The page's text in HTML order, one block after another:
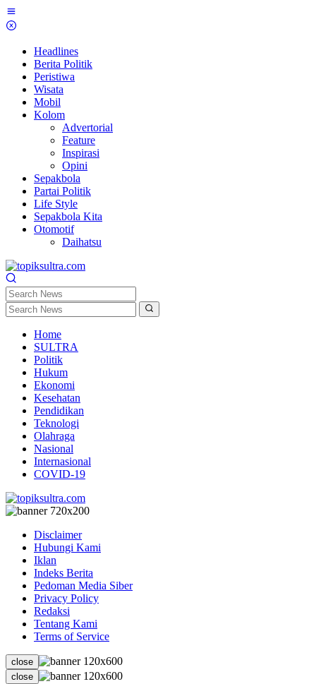
Skip
to
Headlines
Berita Politik
Peristiwa
Wisata
Mobil
Kolom
Advertorial
Feature
Inspirasi
Opini
Sepakbola
Partai Politik
Life Style
Sepakbola Kita
Otomotif
Daihatsu
Home
SULTRA
Politik
Hukum
Ekonomi
Kesehatan
Pendidikan
Teknologi
Olahraga
Nasional
Internasional
COVID-19
Disclaimer
Hubungi Kami
Iklan
Indeks Berita
Pedoman Media Siber
Privacy Policy
Redaksi
Tentang Kami
Terms of Service
close
close